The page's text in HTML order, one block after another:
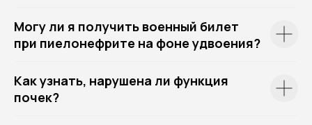
Могу ли я получить военный билет
при пиелонефрите на фоне удвоения?
Как узнать, нарушена ли функция
почек?